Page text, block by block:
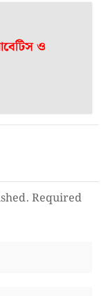
ও
Required